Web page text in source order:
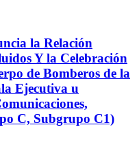
la Relación
Y la Celebración
de Bomberos de la
Ejecutiva u
C, Subgrupo C1)